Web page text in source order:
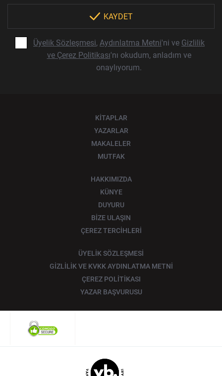
KAYDET
Üyelik Sözleşmesi, Aydınlatma Metni'ni ve Gizlilik
ve Çerez Politikası'nı okudum, anladım ve
onaylıyorum.
KİTAPLAR
YAZARLAR
MAKALELER
MUTFAK
HAKKIMIZDA
KÜNYE
DUYURU
BİZE ULAŞIN
ÇEREZ TERCİHLERİ
ÜYELİK SÖZLEŞMESİ
GİZLİLİK VE KVKK AYDINLATMA METNİ
ÇEREZ POLİTİKASI
YAZAR BAŞVURUSU